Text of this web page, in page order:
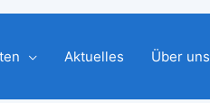
Aktuelles Über uns